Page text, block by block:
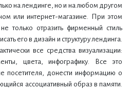
на лендинге, но и на любом другом
или интернет-магазине. При этом
только отразить фирменный стиль
его в дизайн и структуру лендинга.
все средства визуализации:
цвета, инфографику. Все это
посетителя, донести информацию о
ассоциативный образ в памяти.